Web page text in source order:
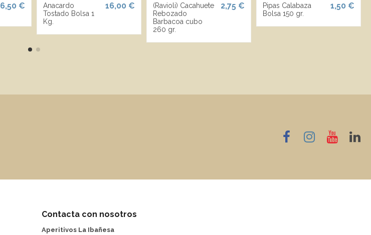
6,50 €
Anacardo
Tostado Bolsa 1
Kg.
16,00 €
(Ravioli) Cacahuete
Rebozado
Barbacoa cubo
260 gr.
2,75 €
Pipas Calabaza
Bolsa 150 gr.
1,50 €
Contacta con nosotros
Aperitivos La Ibañesa